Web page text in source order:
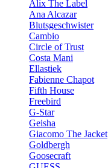
Alix The Label
Ana Alcazar
Blutsgeschwister
Cambio
Circle of Trust
Costa Mani
Ellastiek
Fabienne Chapot
Fifth House
Freebird
G-Star
Geisha
Giacomo The Jacket
Goldbergh
Goosecraft